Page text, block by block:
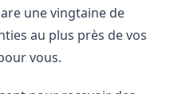
une vingtaine de
au plus près de vos
vous.